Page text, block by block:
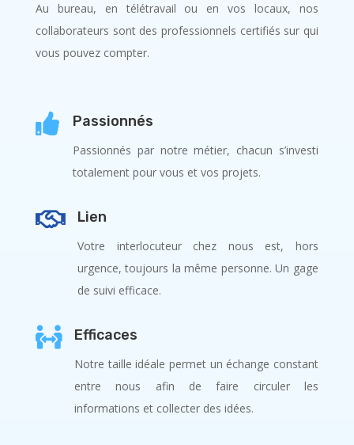
Au bureau, en télétravail ou en vos locaux, nos
collaborateurs sont des professionnels certifiés sur qui
vous pouvez compter.
 Passionnés
Passionnés par notre métier, chacun s’investi
totalement pour vous et vos projets.
 Lien
Votre interlocuteur chez nous est, hors
urgence, toujours la même personne. Un gage
de suivi efficace.
 Efficaces
Notre taille idéale permet un échange constant
entre nous afin de faire circuler les
informations et collecter des idées.